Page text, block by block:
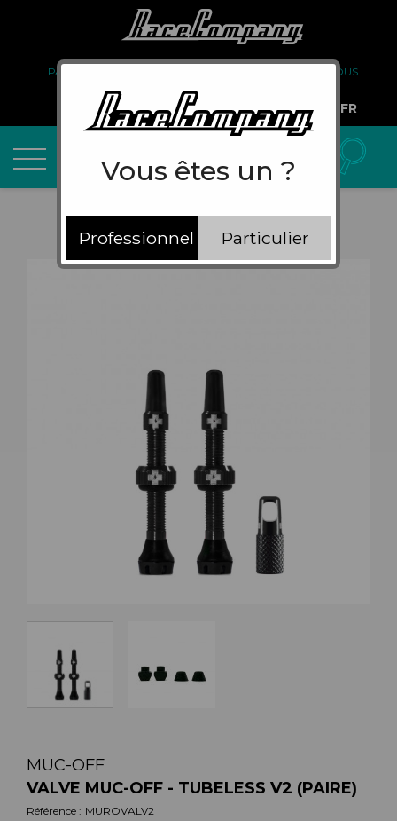
PARTENARIAT
À PROPOS DE NOUS
COMPTE PRO
FR
MUC-OFF
VALVE MUC-OFF - TUBELESS V2 (PAIRE)
Référence : MUROVALV2
Vous êtes un ?
Professionnel Particulier